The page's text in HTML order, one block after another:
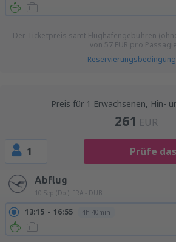
Der Ticketpreis samt Flughafengebühren
von 57 EUR pro
Preis für 1 Erwachsenen, Hin-
261 EUR
1 Prüfe
Abflug
10 Sep (Do.) FRA - DUB
13:15 16:55 4h 40min